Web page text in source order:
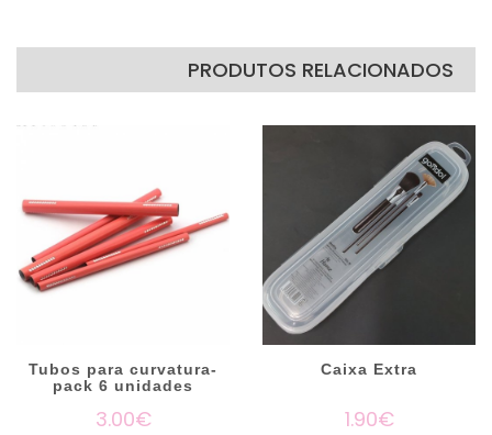
PRODUTOS RELACIONADOS
Tubos para curvatura-
pack 6 unidades
3.00€
Caixa Extra
1.90€